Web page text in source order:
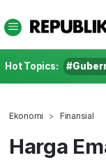
Hot Topics:
Ekonomi Finansial
Harga